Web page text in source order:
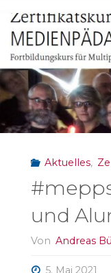
Aktuelles,
und
Von Andreas
5. Mai 2021